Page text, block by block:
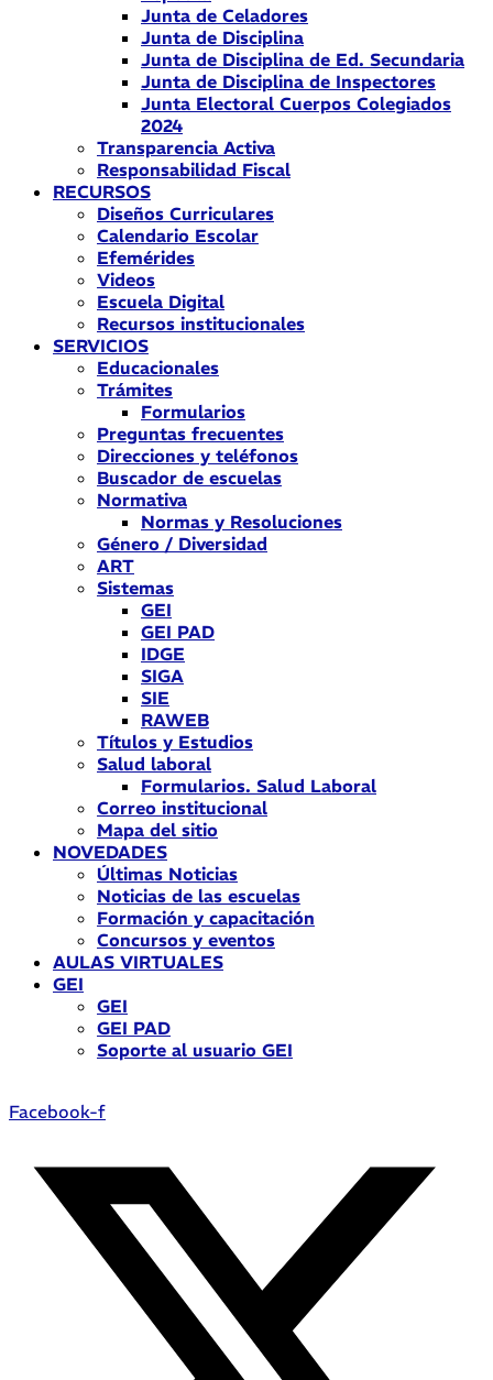
Junta de Celadores
Junta de Disciplina
Junta de Disciplina de Ed. Secundaria
Junta de Disciplina de Inspectores
Junta Electoral Cuerpos Colegiados
2024
Transparencia Activa
Responsabilidad Fiscal
RECURSOS
Diseños Curriculares
Calendario Escolar
Efemérides
Videos
Escuela Digital
Recursos institucionales
SERVICIOS
Educacionales
Trámites
Formularios
Preguntas frecuentes
Direcciones y teléfonos
Buscador de escuelas
Normativa
Normas y Resoluciones
Género / Diversidad
ART
Sistemas
GEI
GEI PAD
IDGE
SIGA
SIE
RAWEB
Títulos y Estudios
Salud laboral
Formularios. Salud Laboral
Correo institucional
Mapa del sitio
NOVEDADES
Últimas Noticias
Noticias de las escuelas
Formación y capacitación
Concursos y eventos
AULAS VIRTUALES
GEI
GEI
GEI PAD
Soporte al usuario GEI
Facebook-f